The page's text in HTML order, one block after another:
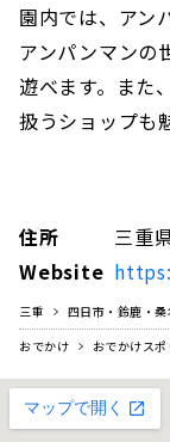
園内では、アン
アンパンマンの
遊べます。また
扱うショップも
住所
三重
Website
三重 四日市・鈴鹿・
おでかけ
おでかけスポ